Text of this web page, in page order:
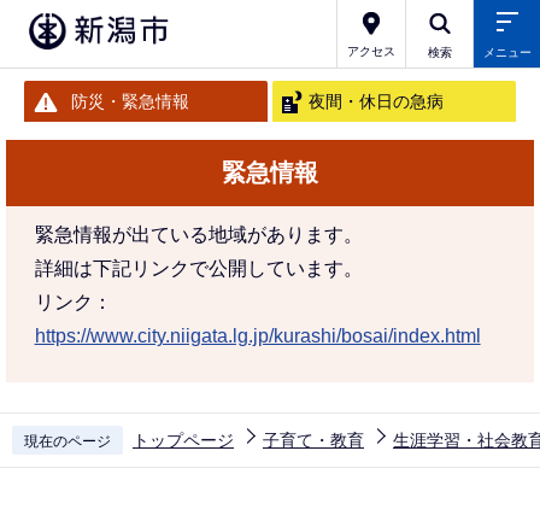
アクセス 検索 メニュー
防災・緊急情報 夜間・休日の急病
緊急情報
緊急情報が出ている地域があります。
詳細は下記リンクで公開しています。
リンク：
https://www.city.niigata.lg.jp/kurashi/bosai/index.html
現在のページ トップページ 子育て・教育 生涯学習・社会教